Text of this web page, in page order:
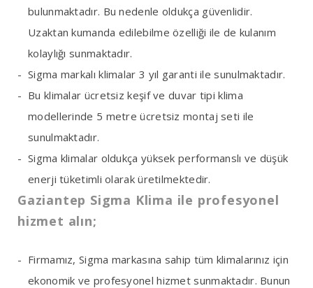
bulunmaktadır. Bu nedenle oldukça güvenlidir.
Uzaktan kumanda edilebilme özelliği ile de kulanım
kolaylığı sunmaktadır.
Sigma markalı klimalar 3 yıl garanti ile sunulmaktadır.
Bu klimalar ücretsiz keşif ve duvar tipi klima
modellerinde 5 metre ücretsiz montaj seti ile
sunulmaktadır.
Sigma klimalar oldukça yüksek performanslı ve düşük
enerji tüketimli olarak üretilmektedir.
Gaziantep Sigma Klima ile profesyonel
hizmet alın;
Firmamız, Sigma markasına sahip tüm klimalarınız için
ekonomik ve profesyonel hizmet sunmaktadır. Bunun